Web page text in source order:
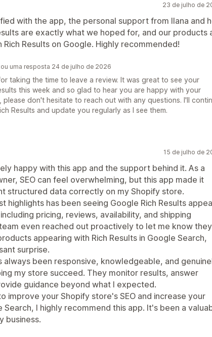
23 de julho de
with the app, the personal support from Ilana and
are exactly what we hoped for, and our products
Rich Results on Google. Highly recommended!
uma resposta 24 de julho de 2026
taking the time to leave a review. It was great to see your
this week and so glad to hear you are happy with your
please don't hesitate to reach out with any questions. I'll
Results and update you regularly as I see them.
15 de julho de
happy with this app and the support behind it. As a
SEO can feel overwhelming, but this app made it
structured data correctly on my Shopify store.
highlights has been seeing Google Rich Results
pricing, reviews, availability, and shipping
even reached out proactively to let me know they
appearing with Rich Results in Google Search,
surprise.
always been responsive, knowledgeable, and
my store succeed. They monitor results, answer
guidance beyond what I expected.
improve your Shopify store's SEO and increase your
Search, I highly recommend this app. It's been a
business.